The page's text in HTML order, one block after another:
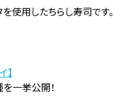
使用したちらし寿司です。
】
一挙公開！